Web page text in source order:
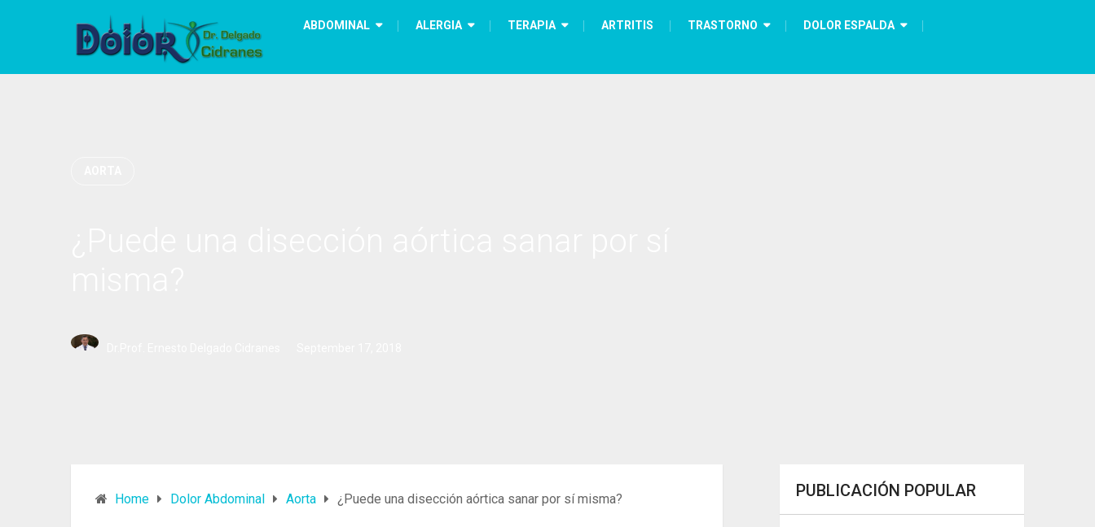
ABDOMINAL ALERGIA TERAPIA ARTRITIS TRASTORNO DOLOR ESPALDA
Home Dolor Abdominal Aorta ¿Puede una disección aórtica sanar por sí misma? PUBLICACIÓN POPULAR